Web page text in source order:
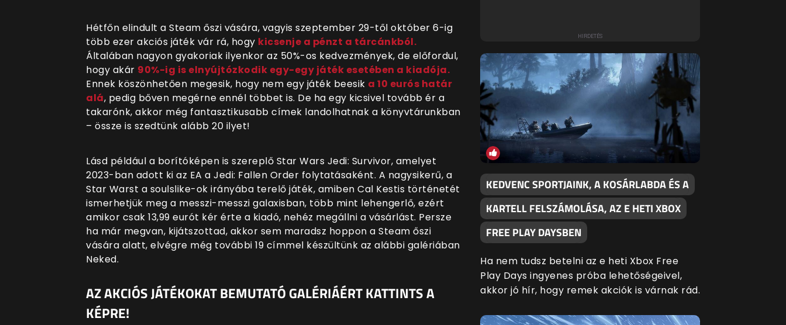
Hétfőn elindult a Steam őszi vására, vagyis szeptember 29-től október 6-ig
több ezer akciós játék vár rá, hogy kicsenje a pénzt a tárcánkból.
Általában nagyon gyakoriak ilyenkor az 50%-os kedvezmények, de előfordul,
hogy akár 90%-ig is elnyújtózkodik egy-egy játék esetében a kiadója.
Ennek köszönhetően megesik, hogy nem egy játék beesik a 10 eurós határ
alá, pedig bőven megérne ennél többet is. De ha egy kicsivel tovább ér a
takarónk, akkor még fantasztikusabb címek landolhatnak a könyvtárunkban
– össze is szedtünk alább 20 ilyet!
Lásd például a borítóképen is szereplő Star Wars Jedi: Survivor, amelyet
2023-ban adott ki az EA a Jedi: Fallen Order folytatásaként. A nagysikerű, a
Star Warst a soulslike-ok irányába terelő játék, amiben Cal Kestis történetét
ismerhetjük meg a messzi-messzi galaxisban, több mint lehengerlő, ezért
amikor csak 13,99 eurót kér érte a kiadó, nehéz megállni a vásárlást. Persze
ha már megvan, kijátszottad, akkor sem maradsz hoppon a Steam őszi
vására alatt, elvégre még további 19 címmel készültünk az alábbi galériában
Neked.
AZ AKCIÓS JÁTÉKOKAT BEMUTATÓ GALÉRIÁÉRT KATTINTS A
KÉPRE!
KEDVENC SPORTJAINK, A KOSÁRLABDA ÉS A
KARTELL FELSZÁMOLÁSA, AZ E HETI XBOX
FREE PLAY DAYSBEN
Ha nem tudsz betelni az e heti Xbox Free
Play Days ingyenes próba lehetőségeivel,
akkor jó hír, hogy remek akciók is várnak rád.